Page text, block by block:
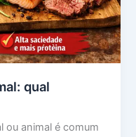
qual
ou animal é comum